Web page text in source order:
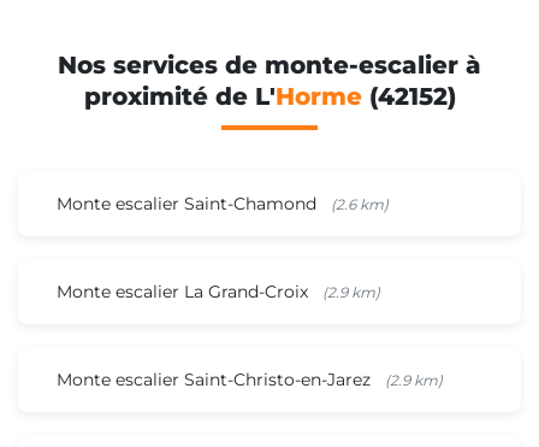
Nos services de monte-escalier à
proximité de L'Horme(42152)
Monte escalier Saint-Chamond (2.6 km)
Monte escalier La Grand-Croix (2.9 km)
Monte escalier Saint-Christo-en-Jarez (2.9 km)